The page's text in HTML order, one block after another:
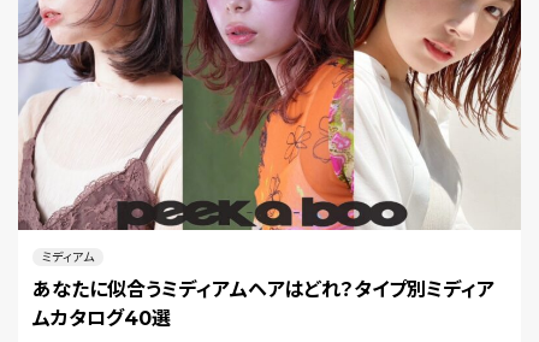
ミディアム
あなたに似合うミディアムヘアはどれ？タイプ別ミディア
ムカタログ40選